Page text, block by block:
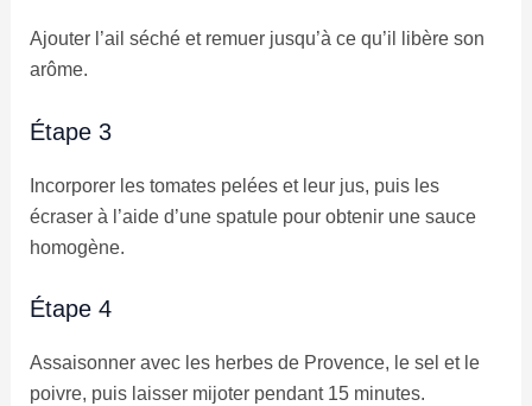
Ajouter l’ail séché et remuer jusqu’à ce qu’il libère son
arôme.
Étape 3
Incorporer les tomates pelées et leur jus, puis les
écraser à l’aide d’une spatule pour obtenir une sauce
homogène.
Étape 4
Assaisonner avec les herbes de Provence, le sel et le
poivre, puis laisser mijoter pendant 15 minutes.